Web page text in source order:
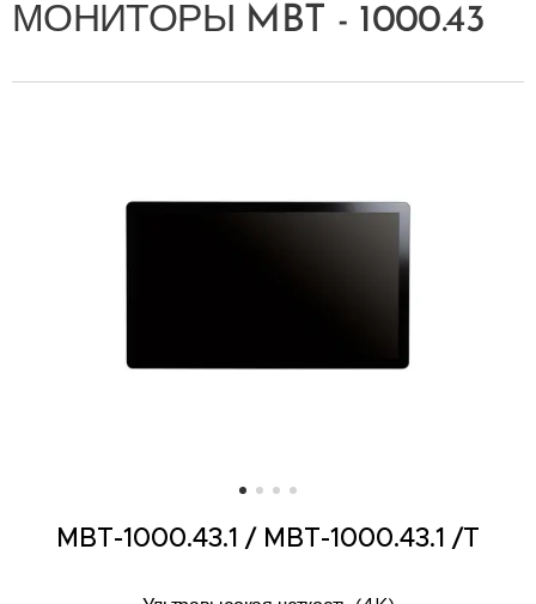
МОНИТОРЫ MBT - 1000.43
MBT-1000.43.1 / MBT-1000.43.1 /T